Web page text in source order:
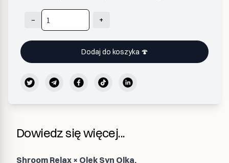
Quantity
− +
Dodaj do koszyka 🍄
Dowiedz się więcej...
Shroom Relax × Olek Syn Olka.